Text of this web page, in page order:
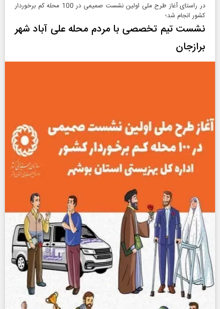
در راستای آغاز طرح ملی اولین نشست صمیمی در 100 محله کم برخوردار
کشور انجام شد؛
نشست تیم تخصصی با مردم محله علی آباد شهر
برازجان